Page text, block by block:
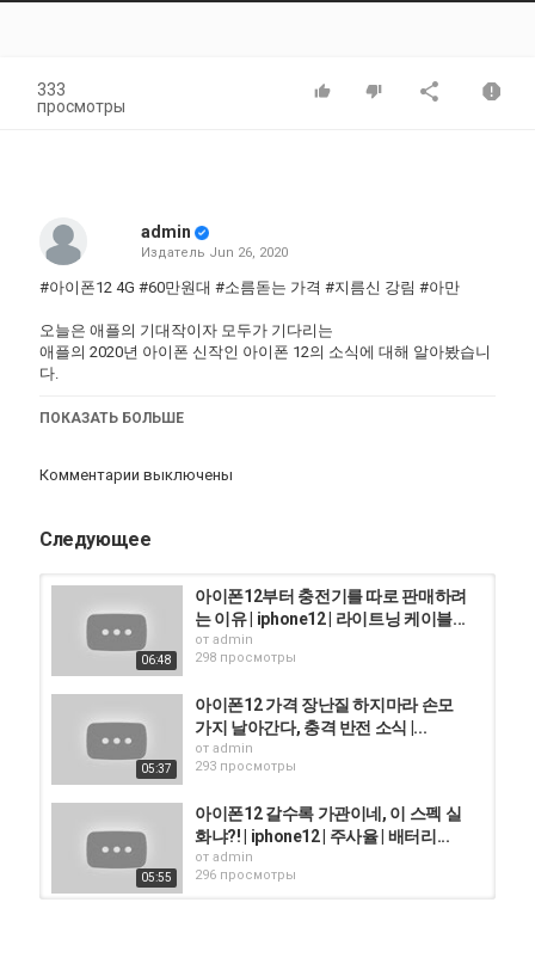
333
просмотры
admin
Издатель Jun 26, 2020
#아이폰12 4G #60만원대 #소름돋는 가격 #지름신 강림 #아만
오늘은 애플의 기대작이자 모두가 기다리는
애플의 2020년 아이폰 신작인 아이폰 12의 소식에 대해 알아봤습니
다.
아이폰12의 가격만으로도 엄청나지만
아이폰 12의 새로운 소식은 아이폰을 기다리시는 분들뿐아니라
여러분들에게 도움이 될만한 소식들을 전해드리는 채널입니다.
오늘 소식이 도움이 되셨다면 구독과 좋아요 댓글 부탁드립니다.
아 그리고 알람설정도 해놓으시면 더욱 빨리 새소식을 접하실 수 있
습니다.^^
그럼 전 이만 안영~
Категория
iphone AppStore iPhone 12
ПОКАЗАТЬ БОЛЬШЕ
Комментарии выключены
Следующее
06:48
아이폰12부터 충전기를 따로 판매하려
는 이유 | iphone12 | 라이트닝 케이블...
от admin
298 просмотры
05:37
아이폰12 가격 장난질 하지마라 손모
가지 날아간다, 충격 반전 소식 |...
от admin
293 просмотры
05:55
아이폰12 갈수록 가관이네, 이 스펙 실
화냐?! | iphone12 | 주사율 | 배터리...
от admin
296 просмотры